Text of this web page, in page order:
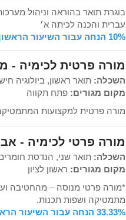
בוגרת תואר בהוראה וניהול
עברית והכנה לכיתה א׳
10% הנחה עבור השיעור הראשון
מורה פרטית לכימיה -
השכלה: תואר ראשון, ביולוגיה
מקום מגורים: פתח תקווה
מורה פרטית למקצועות המתמטיקה,
מורה פרטי לכימיה -
השכלה: תואר שני, הנדסת
מקום מגורים: ראשון לציון
*מורה פרטי מנוסה – מהחטיבה
מתמטיקה ושפות תכנות.
33.33% הנחה עבור השיעור הראשון